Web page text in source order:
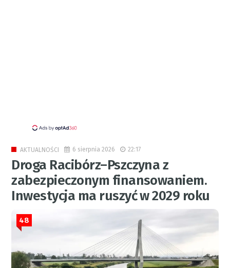
AKTUALNOŚCI 6 sierpnia 2026 22:17
Droga Racibórz–Pszczyna z
zabezpieczonym finansowaniem.
Inwestycja ma ruszyć w 2029 roku
48